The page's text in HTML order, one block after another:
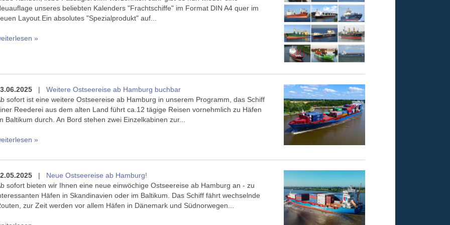
unseres beliebten Kalenders "Frachtschiffe" im Format DIN A4 quer im
Layout.Ein absolutes "Spezialprodukt" auf...
»
| Weitere Ostseereise ab Hamburg buchbar
sofort ist eine weitere Ostseereise ab Hamburg in unserem Programm, das Schiff
Reederei aus dem alten Land führt ca.12 tägige Reisen vornehmlich zu Häfen
Baltikum durch. An Bord stehen zwei Einzelkabinen zur...
»
| Neue Ostseereise ab Hamburg!
sofort bieten wir Ihnen eine neue einwöchige Ostseereise ab Hamburg an - zu
Häfen in Skandinavien oder im Baltikum. Das Schiff fährt wechselnde
zur Zeit werden vor allem Häfen in Dänemark und Südnorwegen...